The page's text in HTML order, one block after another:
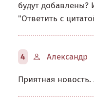
будут добавлены?
"Ответить с
4 Александр
Приятная